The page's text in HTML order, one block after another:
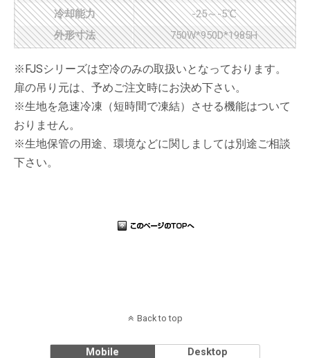
冷却能力
-25～-5℃
外形寸法
750W*950D*1985H
※FJSシリーズは空冷のみの取扱いとなっております。
扉の吊り元は、予めご注文時にお決め下さい。
※生地を急速冷凍（短時間で凍結）させる機能はついて
おりません。
※生地保管の用途、環境などに関しましては別途ご相談
下さい。
Back to top
Mobile Desktop